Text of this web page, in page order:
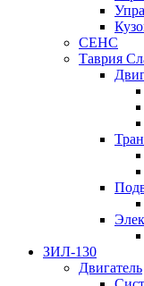
СЕНС
Таврия
ЗИЛ-130
Двигатель